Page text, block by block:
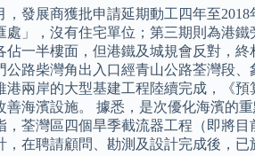
，發展商獲批申請延期動工四年至
處」，沒有住宅單位；第三期則為港
佔一半樓面，但港鐵及城規會反對，
公路柴灣角出入口經青山公路荃灣段
港兩岸的大型基建工程陸續完成，《
善海濱設施。 據悉，是次優化海濱的
，荃灣區四個旱季截流器工程（即將
，在聘請顧問、勘測及設計完成後，已